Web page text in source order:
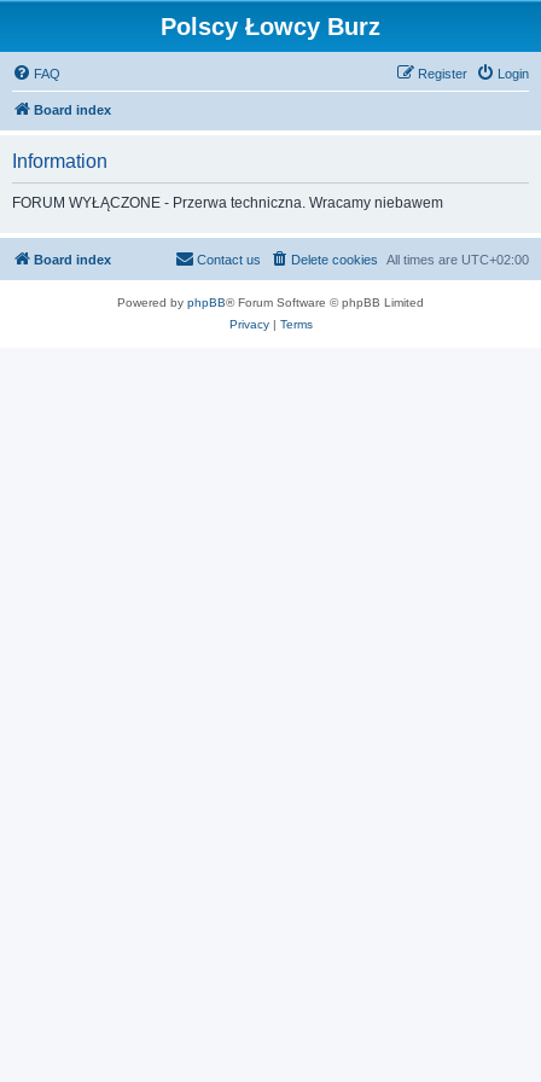
Polscy Łowcy Burz
FAQ Login
Register
Board index
Information
FORUM WYŁĄCZONE - Przerwa techniczna. Wracamy niebawem
Board index All times are UTC+02:00
Delete cookies
Contact us
Powered by phpBB® Forum Software © phpBB Limited
Privacy| Terms